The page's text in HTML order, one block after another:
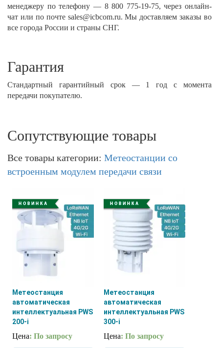
менеджеру по телефону — 8 800 775-19-75, через онлайн-
чат или по почте sales@icbcom.ru. Мы доставляем заказы во
все города России и страны СНГ.
Гарантия
Стандартный гарантийный срок — 1 год с момента
передачи покупателю.
Сопутствующие товары
Все товары категории: Метеостанции со
встроенным модулем передачи связи
Метеостанция
автоматическая
интеллектуальная PWS
200-i
Цена: По запросу
Метеостанция
автоматическая
интеллектуальная PWS
300-i
Цена: По запросу